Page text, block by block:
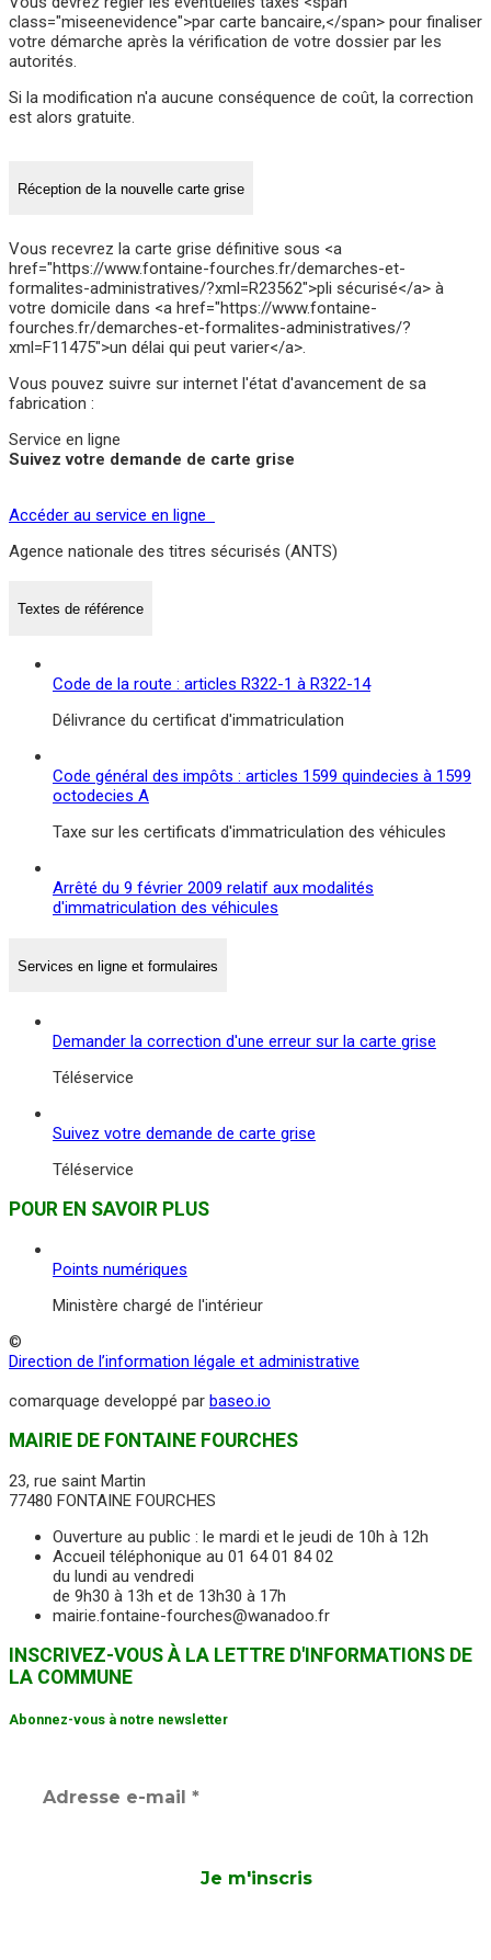
class="miseenevidence">par carte bancaire,</span> pour finaliser
votre démarche après la vérification de votre dossier par les
autorités.
Si la modification n'a aucune conséquence de coût, la correction
est alors gratuite.
Réception de la nouvelle carte grise
Vous recevrez la carte grise définitive sous <a
href="https://www.fontaine-fourches.fr/demarches-et-
formalites-administratives/?xml=R23562">pli sécurisé</a> à
votre domicile dans <a href="https://www.fontaine-
fourches.fr/demarches-et-formalites-administratives/?
xml=F11475">un délai qui peut varier</a>.
Vous pouvez suivre sur internet l'état d'avancement de sa
fabrication :
Service en ligne
Suivez votre demande de carte grise
Accéder au service en ligne
Agence nationale des titres sécurisés (ANTS)
Textes de référence
Code de la route : articles R322-1 à R322-14
Délivrance du certificat d'immatriculation
Code général des impôts : articles 1599 quindecies à 1599
octodecies A
Taxe sur les certificats d'immatriculation des véhicules
Arrêté du 9 février 2009 relatif aux modalités
d'immatriculation des véhicules
Services en ligne et formulaires
Demander la correction d'une erreur sur la carte grise
Téléservice
Suivez votre demande de carte grise
Téléservice
POUR EN SAVOIR PLUS
Points numériques
Ministère chargé de l'intérieur
©
Direction de l’information légale et administrative
comarquage developpé par baseo.io
MAIRIE DE FONTAINE FOURCHES
23, rue saint Martin
77480 FONTAINE FOURCHES
Ouverture au public : le mardi et le jeudi de 10h à 12h
Accueil téléphonique au 01 64 01 84 02
du lundi au vendredi
de 9h30 à 13h et de 13h30 à 17h
mairie.fontaine-fourches@wanadoo.fr
INSCRIVEZ-VOUS À LA LETTRE D'INFORMATIONS DE
LA COMMUNE
Abonnez-vous à notre newsletter